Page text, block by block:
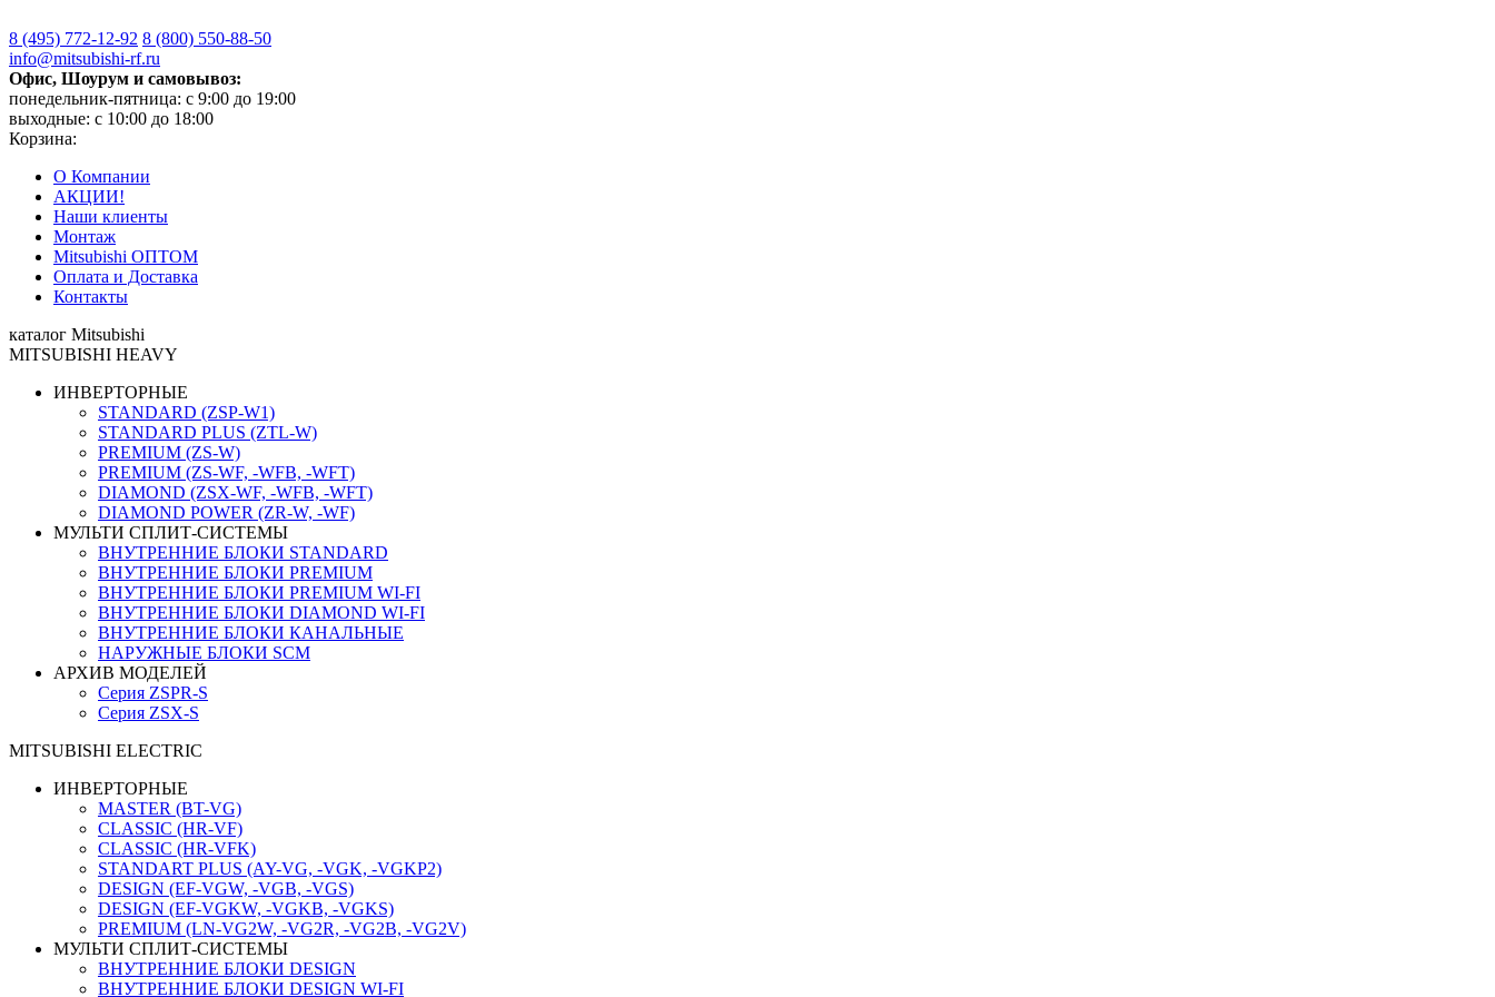
8 (495) 772-12-92 8 (800) 550-88-50
info@mitsubishi-rf.ru
Офис, Шоурум и самовывоз:
понедельник-пятница: с 9:00 до 19:00
выходные: с 10:00 до 18:00
Корзина:
О Компании
АКЦИИ!
Наши клиенты
Монтаж
Mitsubishi ОПТОМ
Оплата и Доставка
Контакты
каталог Mitsubishi
MITSUBISHI HEAVY
ИНВЕРТОРНЫЕ
STANDARD (ZSP-W1)
STANDARD PLUS (ZTL-W)
PREMIUM (ZS-W)
PREMIUM (ZS-WF, -WFB, -WFT)
DIAMOND (ZSX-WF, -WFB, -WFT)
DIAMOND POWER (ZR-W, -WF)
МУЛЬТИ СПЛИТ-СИСТЕМЫ
ВНУТРЕННИЕ БЛОКИ STANDARD
ВНУТРЕННИЕ БЛОКИ PREMIUM
ВНУТРЕННИЕ БЛОКИ PREMIUM WI-FI
ВНУТРЕННИЕ БЛОКИ DIAMOND WI-FI
ВНУТРЕННИЕ БЛОКИ КАНАЛЬНЫЕ
НАРУЖНЫЕ БЛОКИ SCM
АРХИВ МОДЕЛЕЙ
Серия ZSPR-S
Серия ZSX-S
MITSUBISHI ELECTRIC
ИНВЕРТОРНЫЕ
MASTER (BT-VG)
CLASSIC (HR-VF)
CLASSIC (HR-VFK)
STANDART PLUS (AY-VG, -VGK, -VGKP2)
DESIGN (EF-VGW, -VGB, -VGS)
DESIGN (EF-VGKW, -VGKB, -VGKS)
PREMIUM (LN-VG2W, -VG2R, -VG2B, -VG2V)
МУЛЬТИ СПЛИТ-СИСТЕМЫ
ВНУТРЕННИЕ БЛОКИ DESIGN
ВНУТРЕННИЕ БЛОКИ DESIGN WI-FI